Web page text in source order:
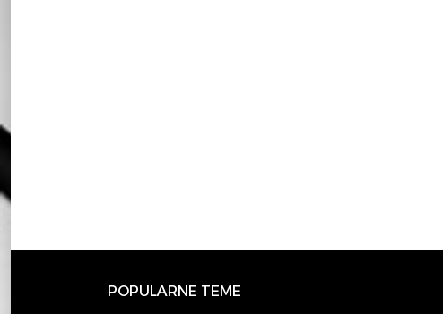
POPULARNE TEME